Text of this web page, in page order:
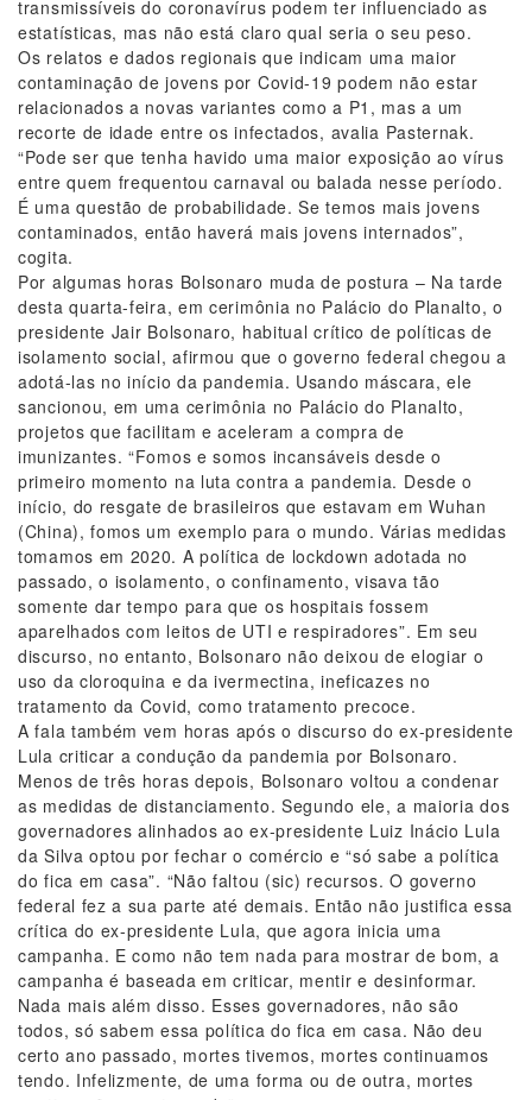
transmissíveis do coronavírus podem ter influenciado as
estatísticas, mas não está claro qual seria o seu peso.
Os relatos e dados regionais que indicam uma maior
contaminação de jovens por Covid-19 podem não estar
relacionados a novas variantes como a P1, mas a um
recorte de idade entre os infectados, avalia Pasternak.
“Pode ser que tenha havido uma maior exposição ao vírus
entre quem frequentou carnaval ou balada nesse período.
É uma questão de probabilidade. Se temos mais jovens
contaminados, então haverá mais jovens internados”,
cogita.
Por algumas horas Bolsonaro muda de postura – Na tarde
desta quarta-feira, em cerimônia no Palácio do Planalto, o
presidente Jair Bolsonaro, habitual crítico de políticas de
isolamento social, afirmou que o governo federal chegou a
adotá-las no início da pandemia. Usando máscara, ele
sancionou, em uma cerimônia no Palácio do Planalto,
projetos que facilitam e aceleram a compra de
imunizantes. “Fomos e somos incansáveis desde o
primeiro momento na luta contra a pandemia. Desde o
início, do resgate de brasileiros que estavam em Wuhan
(China), fomos um exemplo para o mundo. Várias medidas
tomamos em 2020. A política de lockdown adotada no
passado, o isolamento, o confinamento, visava tão
somente dar tempo para que os hospitais fossem
aparelhados com leitos de UTI e respiradores”. Em seu
discurso, no entanto, Bolsonaro não deixou de elogiar o
uso da cloroquina e da ivermectina, ineficazes no
tratamento da Covid, como tratamento precoce.
A fala também vem horas após o discurso do ex-presidente
Lula criticar a condução da pandemia por Bolsonaro.
Menos de três horas depois, Bolsonaro voltou a condenar
as medidas de distanciamento. Segundo ele, a maioria dos
governadores alinhados ao ex-presidente Luiz Inácio Lula
da Silva optou por fechar o comércio e “só sabe a política
do fica em casa”. “Não faltou (sic) recursos. O governo
federal fez a sua parte até demais. Então não justifica essa
crítica do ex-presidente Lula, que agora inicia uma
campanha. E como não tem nada para mostrar de bom, a
campanha é baseada em criticar, mentir e desinformar.
Nada mais além disso. Esses governadores, não são
todos, só sabem essa política do fica em casa. Não deu
certo ano passado, mortes tivemos, mortes continuamos
tendo. Infelizmente, de uma forma ou de outra, mortes